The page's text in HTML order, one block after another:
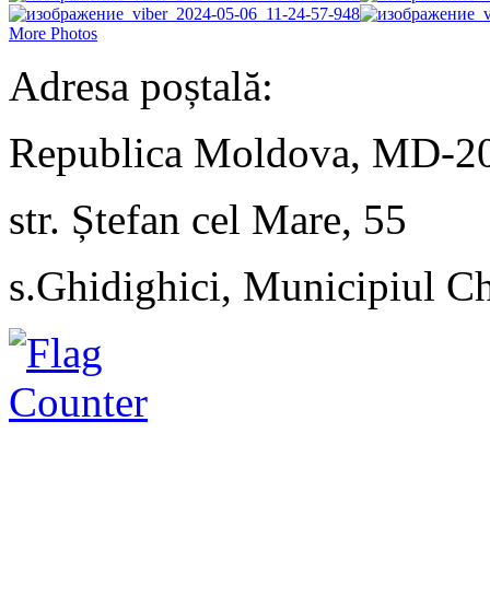
More Photos
Adresa poștală:
Republica Moldova, MD-
str. Ștefan cel Mare, 55
s.Ghidighici, Municipiul